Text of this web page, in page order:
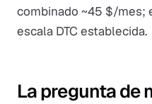
combinado ~45 $/mes;
escala DTC establecida.
La pregunta de